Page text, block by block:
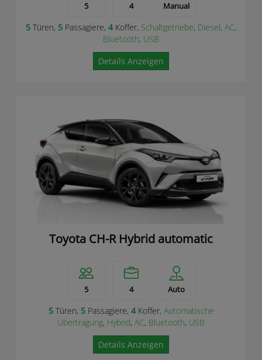
5 4 Manual
5 Türen, 5 Passagiere, 4Koffer, Schaltgetriebe, Diesel, AC,
Bluetooth, USB
Details Anzeigen
Toyota CH-R Hybrid automatic
5 4 Auto
5Türen, 5Passagiere, 4Koffer, Automatische
Übertragung, Hybrid, AC, Bluetooth, USB
Details Anzeigen